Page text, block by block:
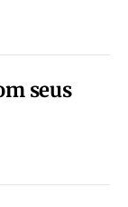
seus